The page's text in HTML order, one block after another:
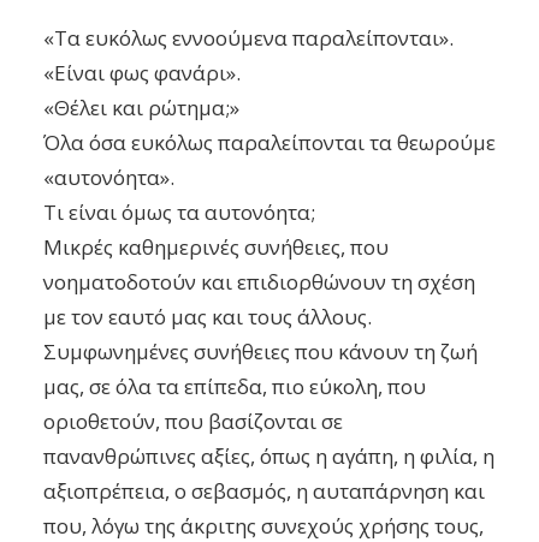
«Τα ευκόλως εννοούμενα παραλείπονται».
«Είναι φως φανάρι».
«Θέλει και ρώτημα;»
Όλα όσα ευκόλως παραλείπονται τα θεωρούμε
«αυτονόητα».
Τι είναι όμως τα αυτονόητα;
Μικρές καθημερινές συνήθειες, που
νοηματοδοτούν και επιδιορθώνουν τη σχέση
με τον εαυτό μας και τους άλλους.
Συμφωνημένες συνήθειες που κάνουν τη ζωή
μας, σε όλα τα επίπεδα, πιο εύκολη, που
οριοθετούν, που βασίζονται σε
πανανθρώπινες αξίες, όπως η αγάπη, η φιλία, η
αξιοπρέπεια, ο σεβασμός, η αυταπάρνηση και
που, λόγω της άκριτης συνεχούς χρήσης τους,